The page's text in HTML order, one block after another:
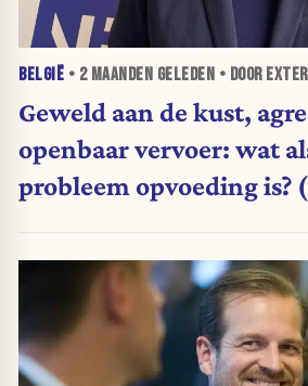
BELGIË • 2 MAANDEN GELEDEN • DOOR
Geweld aan de kust,
openbaar vervoer: wat
probleem opvoeding